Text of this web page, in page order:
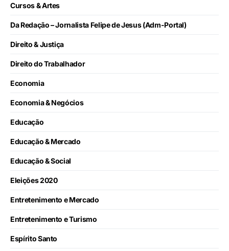
Cursos & Artes
Da Redação – Jornalista Felipe de Jesus (Adm-Portal)
Direito & Justiça
Direito do Trabalhador
Economia
Economia & Negócios
Educação
Educação & Mercado
Educação & Social
Eleições 2020
Entretenimento e Mercado
Entretenimento e Turismo
Espírito Santo